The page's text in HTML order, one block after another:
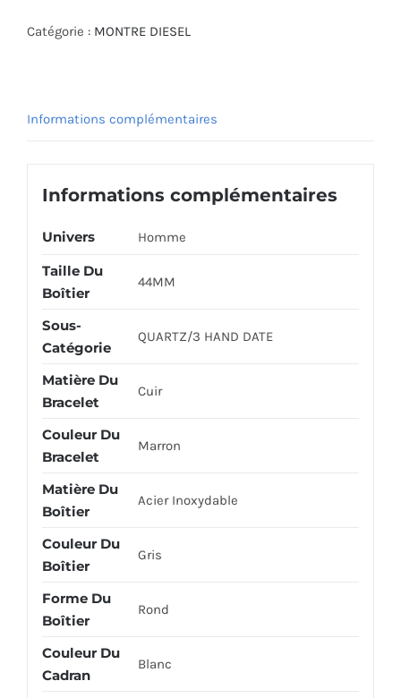
WATCH
Catégorie : MONTRE DIESEL
Informations complémentaires
Informations complémentaires
Univers Homme
Taille Du
Boîtier
44MM
Sous-
Catégorie
QUARTZ/3 HAND DATE
Matière Du
Bracelet
Cuir
Couleur Du
Bracelet
Marron
Matière Du
Boîtier
Acier Inoxydable
Couleur Du
Boîtier
Gris
Forme Du
Boîtier
Rond
Couleur Du
Cadran
Blanc